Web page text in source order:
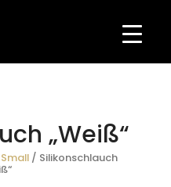
„Weiß“
/ Silikonschlauch